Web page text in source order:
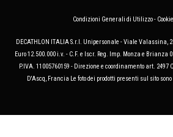
Condizioni Generali di Utilizzo-
DECATHLON ITALIA S.r.l. Unipersonale - Viale Valassina,
Euro 12.500.000 i.v. - C.F. e Iscr. Reg. Imp. Monza e Brianza
P.IVA. 11005760159 - Direzione e coordinamento art. 2497
D'Ascq, Francia Le foto dei prodotti presenti sul sito